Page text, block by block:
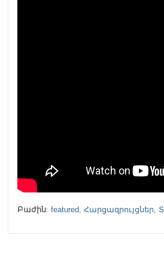
Բաժին: featured, Հարցազրույցներ,